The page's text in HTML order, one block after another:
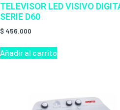
TELEVISOR LED VISIVO
SERIE D60
$ 456.000
Añadir al carrito